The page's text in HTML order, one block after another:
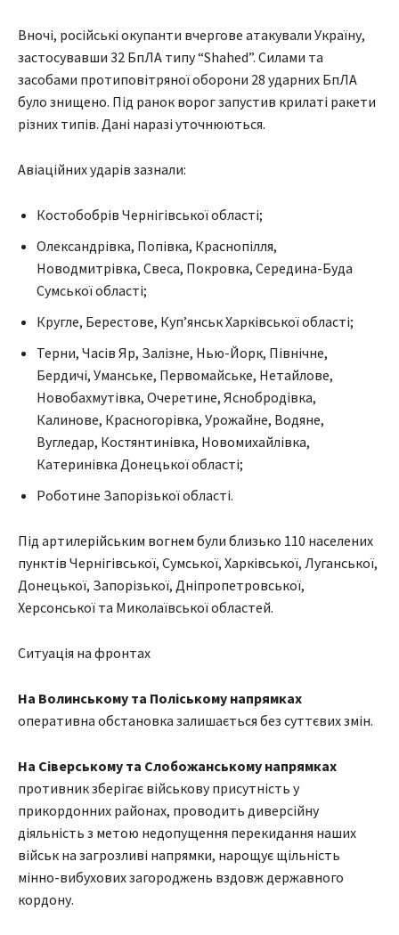
Вночі, російські окупанти вчергове атакували Україну,
застосувавши 32 БпЛА типу “Shahed”. Силами та
засобами протиповітряної оборони 28 ударних БпЛА
було знищено. Під ранок ворог запустив крилаті ракети
різних типів. Дані наразі уточнюються.
Авіаційних ударів зазнали:
Костобобрів Чернігівської області;
Олександрівка, Попівка, Краснопілля,
Новодмитрівка, Свеса, Покровка, Середина-Буда
Сумської області;
Кругле, Берестове, Куп’янськ Харківської області;
Терни, Часів Яр, Залізне, Нью-Йорк, Північне,
Бердичі, Уманське, Первомайське, Нетайлове,
Новобахмутівка, Очеретине, Яснобродівка,
Калинове, Красногорівка, Урожайне, Водяне,
Вугледар, Костянтинівка, Новомихайлівка,
Катеринівка Донецької області;
Роботине Запорізької області.
Під артилерійським вогнем були близько 110 населених
пунктів Чернігівської, Сумської, Харківської, Луганської,
Донецької, Запорізької, Дніпропетровської,
Херсонської та Миколаївської областей.
Ситуація на фронтах
На Волинському та Поліському напрямках
оперативна обстановка залишається без суттєвих змін.
На Сіверському та Слобожанському напрямках
противник зберігає військову присутність у
прикордонних районах, проводить диверсійну
діяльність з метою недопущення перекидання наших
військ на загрозливі напрямки, нарощує щільність
мінно-вибухових загороджень вздовж державного
кордону.